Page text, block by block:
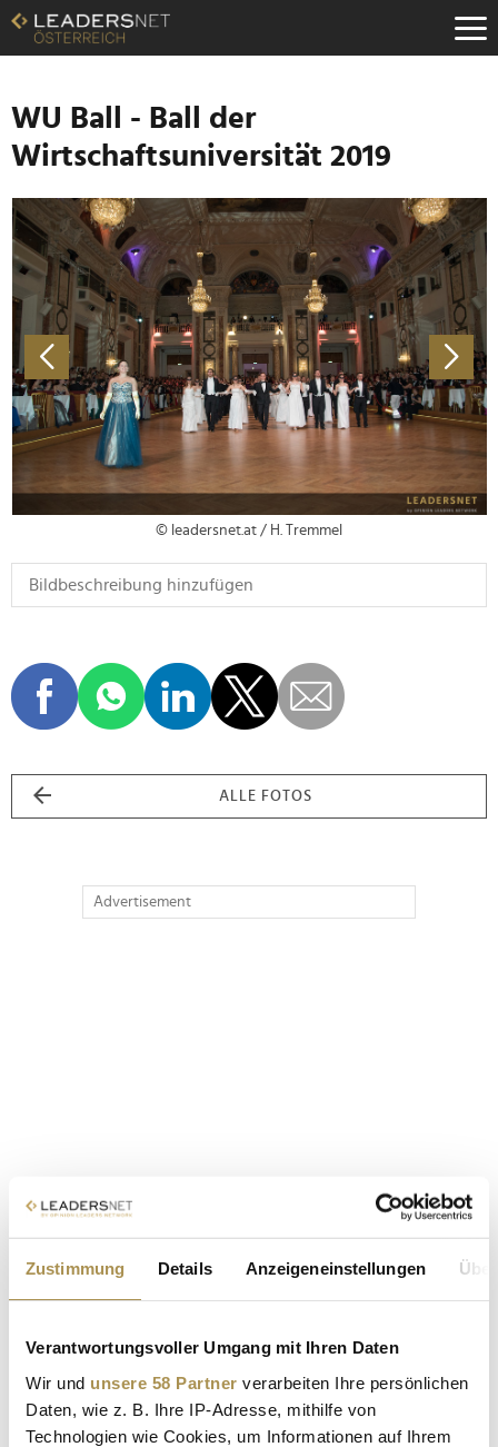
Zustimmung Details Anzeigeneinstellungen
Verantwortungsvoller Umgang mit Ihren Daten
Wir und unsere 58 Partner verarbeiten Ihre persönlichen
Daten, wie z. B. Ihre IP-Adresse, mithilfe von
Technologien wie Cookies, um Informationen auf Ihrem
Zum
Inhalt
Zur
Navigation
Zur
Hauptnavigation
WU Ball - Ball der
Wirtschaftsuniversität 2019
© leadersnet.at / H. Tremmel
ALLE FOTOS
Advertisement